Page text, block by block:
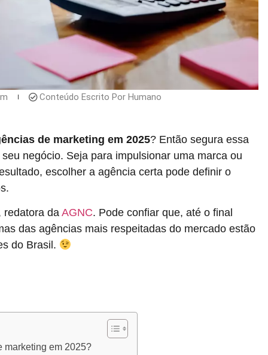
Conteúdo Escrito Por Humano
de marketing em 2025? Então segura essa
negócio. Seja para impulsionar uma marca ou
escolher a agência certa pode definir o
redatora da AGNC. Pode confiar que, até o final
das agências mais respeitadas do mercado estão
do Brasil.
marketing em 2025?